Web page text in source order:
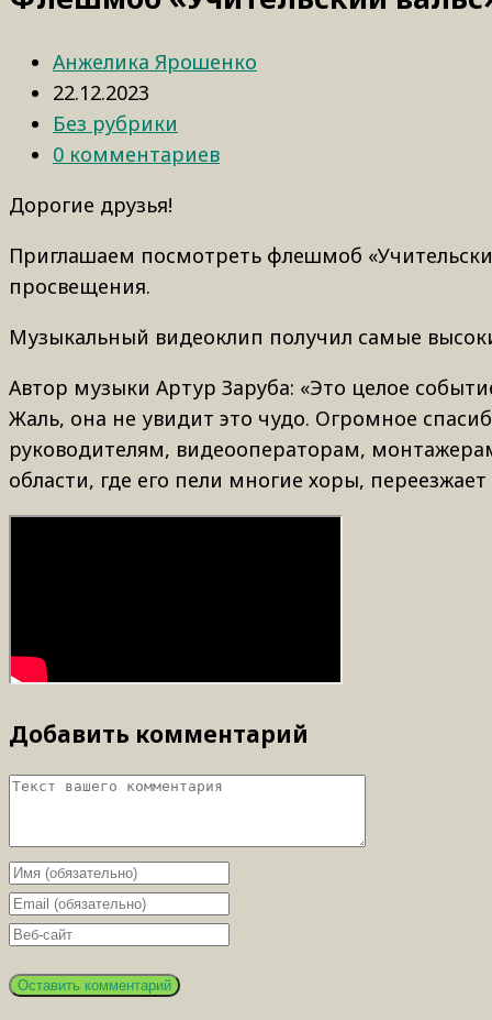
Анжелика Ярошенко
22.12.2023
Без рубрики
0 комментариев
Дорогие друзья!
Приглашаем посмотреть флешмоб
просвещения.
Музыкальный видеоклип получил самые
Автор музыки Артур Заруба: «Это целое
Жаль, она не увидит это чудо. Огромное
руководителям, видеооператорам,
области, где его пели многие хоры,
Добавить комментарий